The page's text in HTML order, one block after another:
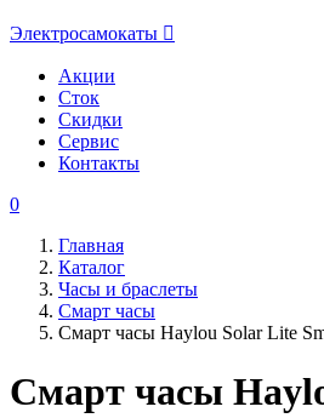
Электросамокаты
Акции
Сток
Скидки
Сервис
Контакты
0
Главная
Каталог
Часы и браслеты
Смарт часы
Смарт часы Haylou Solar Lite
Смарт часы